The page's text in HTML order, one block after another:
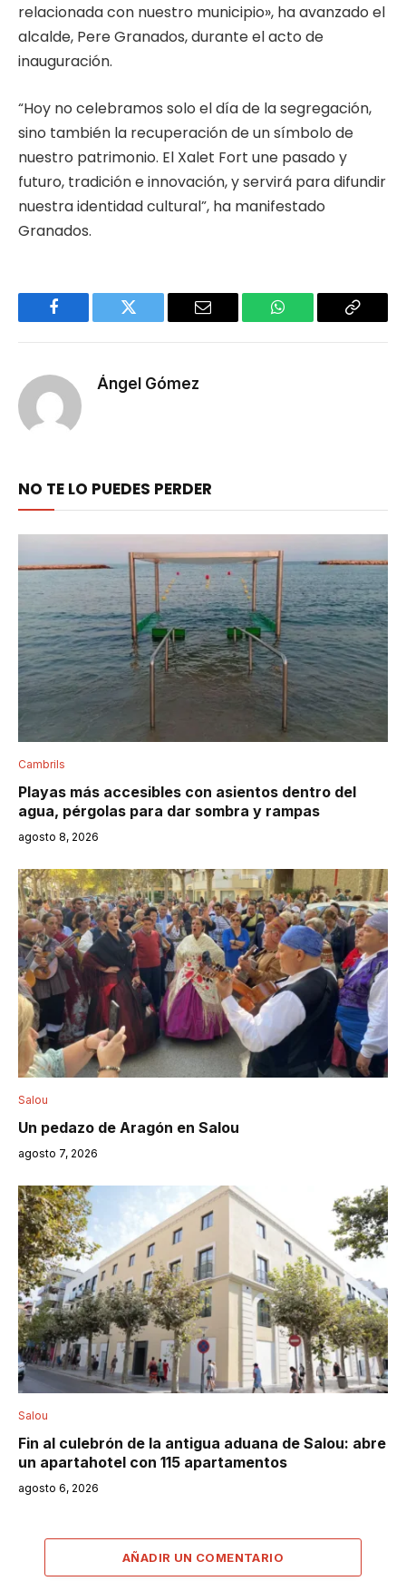
relacionada con nuestro municipio», ha avanzado el
alcalde, Pere Granados, durante el acto de
inauguración.
“Hoy no celebramos solo el día de la segregación,
sino también la recuperación de un símbolo de
nuestro patrimonio. El Xalet Fort une pasado y
futuro, tradición e innovación, y servirá para difundir
nuestra identidad cultural”, ha manifestado
Granados.
Facebook Twitter Email WhatsApp Copy
Ángel Gómez
NO TE LO PUEDES PERDER
Cambrils
Playas más accesibles con asientos dentro del
agua, pérgolas para dar sombra y rampas
agosto 8, 2026
Salou
Un pedazo de Aragón en Salou
agosto 7, 2026
Salou
Fin al culebrón de la antigua aduana de Salou: abre
un apartahotel con 115 apartamentos
agosto 6, 2026
AÑADIR UN COMENTARIO